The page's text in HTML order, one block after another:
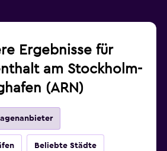
Ergebnisse für
am Stockholm-
(ARN)
Beliebte Städte